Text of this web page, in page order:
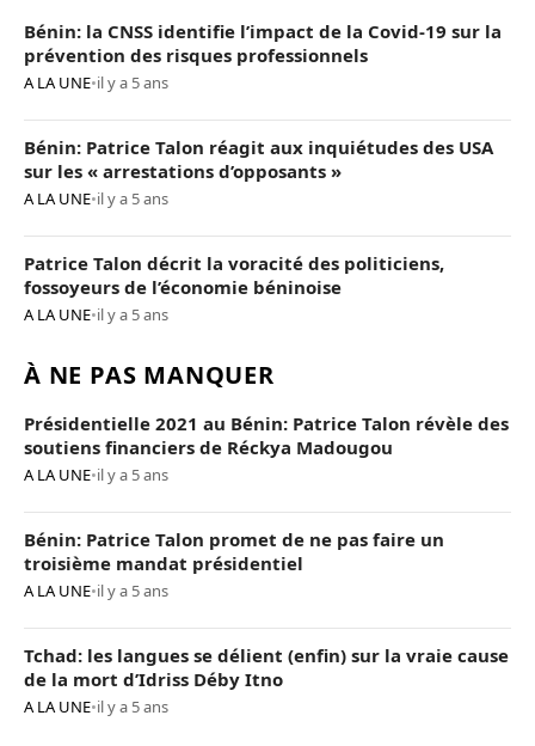
Bénin: la CNSS identifie l’impact de la Covid-19 sur la
prévention des risques professionnels
A LA UNE•il y a 5 ans
Bénin: Patrice Talon réagit aux inquiétudes des USA
sur les « arrestations d’opposants »
A LA UNE•il y a 5 ans
Patrice Talon décrit la voracité des politiciens,
fossoyeurs de l’économie béninoise
A LA UNE•il y a 5 ans
À NE PAS MANQUER
Présidentielle 2021 au Bénin: Patrice Talon révèle des
soutiens financiers de Réckya Madougou
A LA UNE•il y a 5 ans
Bénin: Patrice Talon promet de ne pas faire un
troisième mandat présidentiel
A LA UNE•il y a 5 ans
Tchad: les langues se délient (enfin) sur la vraie cause
de la mort d’Idriss Déby Itno
A LA UNE•il y a 5 ans